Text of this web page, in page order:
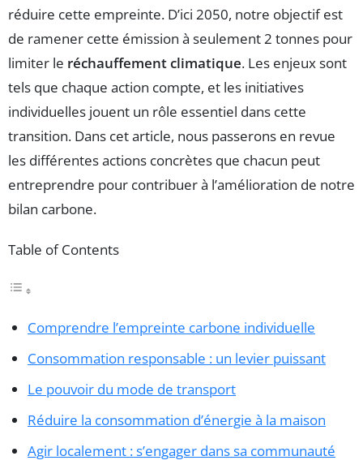
réduire cette empreinte. D’ici 2050, notre objectif est
de ramener cette émission à seulement 2 tonnes pour
limiter le réchauffement climatique. Les enjeux sont
tels que chaque action compte, et les initiatives
individuelles jouent un rôle essentiel dans cette
transition. Dans cet article, nous passerons en revue
les différentes actions concrètes que chacun peut
entreprendre pour contribuer à l’amélioration de notre
bilan carbone.
Table of Contents
Comprendre l’empreinte carbone individuelle
Consommation responsable : un levier puissant
Le pouvoir du mode de transport
Réduire la consommation d’énergie à la maison
Agir localement : s’engager dans sa communauté